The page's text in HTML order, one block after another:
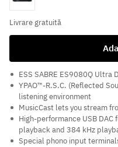
Livrare gratuită
ESS SABRE ES9080Q Ultra
YPAO™-R.S.C. (Reflected
listening environment
MusicCast lets you stream
High-performance USB
playback and 384 kHz
Special phono input